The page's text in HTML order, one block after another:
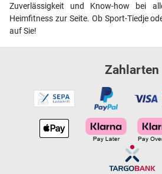
Zuverlässigkeit und Know-how bei
Heimfitness zur Seite. Ob Sport-Tiedje
auf Sie!
Zahlarten